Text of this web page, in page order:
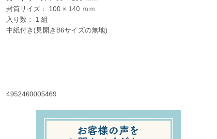
封筒サイズ： 100 × 140 ｍｍ
入り数： 1 組
中紙付き(見開きB6サイズの無地)
4952460005469